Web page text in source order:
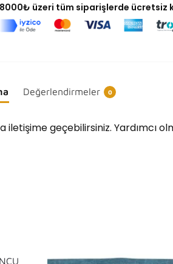
8000₺ üzeri tüm siparişlerde ücretsiz
Değerlendirmeler 0
iletişime geçebilirsiniz. Yardımcı